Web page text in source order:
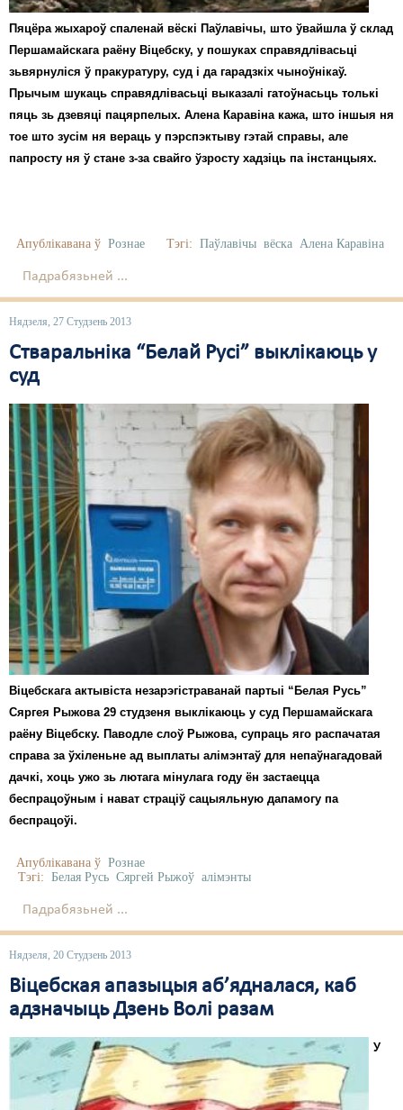
Пяцёра жыхароў спаленай вёскі Паўлавічы, што ўвайшла ў склад
Першамайскага раёну Віцебску, у пошуках справядлівасьці
зьвярнуліся ў пракуратуру, суд і да гарадзкіх чыноўнікаў.
Прычым шукаць справядлівасьці выказалі гатоўнасьць толькі
пяць зь дзевяці пацярпелых. Алена Каравіна кажа, што іншыя ня
тое што зусім ня вераць у пэрспэктыву гэтай справы, але
папросту ня ў стане з-за свайго ўзросту хадзіць па інстанцыях.
Апублікавана ў Рознае Тэгі: Паўлавічы вёска Алена Каравіна
Падрабязьней ...
Нядзеля, 27 Студзень 2013
Стваральніка “Белай Русі” выклікаюць у
суд
Віцебскага актывіста незарэгістраванай партыі “Белая Русь”
Сяргея Рыжова 29 студзеня выклікаюць у суд Першамайскага
раёну Віцебску. Паводле слоў Рыжова, супраць яго распачатая
справа за ўхіленьне ад выплаты алімэнтаў для непаўнагадовай
дачкі, хоць ужо зь лютага мінулага году ён застаецца
беспрацоўным і нават страціў сацыяльную дапамогу па
беспрацоўі.
Апублікавана ў Рознае
Тэгі: Белая Русь Сяргей Рыжоў алімэнты
Падрабязьней ...
Нядзеля, 20 Студзень 2013
Віцебская апазыцыя аб’ядналася, каб
адзначыць Дзень Волі разам
У
ЛПП
Мігранты
Мірныя сходы
Палітвязьні
Праваабаронцы
Рознае
Свабода сумленьня
Суд
Сьмяротнае пакараньне
Экалёгія
Правы працоўных
Сацыяльныя правы